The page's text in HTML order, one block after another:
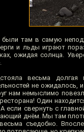
там в самую
и льды играют
ожидая солнца.
весьма долгая
не ожидалось,
нам немыслимо
Один
если свернуть с
днём. Мы там
съедобно.